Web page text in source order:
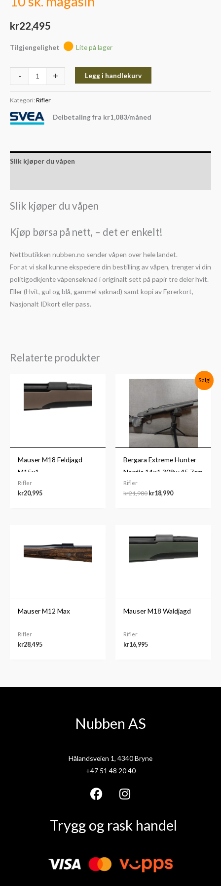
kr22,495
Tilgjengelighet Lite på lager
- + Legg i handlekurv
Kategori: Rifler
Delbetaling fra kr1,083/måned
Slik kjøper du våpen
Slik kjøper du våpen
Kjøp børsa på nett, – det er enkelt!
Nettbutikken nubben.no sender våpen over hele landet.
For at vi skal kunne ekspedere din bestilling av våpen, trenger vi din
politigodkjente våpensøknad i originalt sett på papir tre deler hvit.
Eller (Hvit, gul og blå, gammel søknad) samt kopi av Førerkort,
Nasjonalt IDkort eller pass.
Relaterte produkter
Mauser M18 Feldjagd
M15x1
Rifler
kr20,995
Salg!
Bergara Extreme Hunter
Nordic 14×1 308w 45,7cm
m.GRS Berserk
Rifler
kr21,980kr18,990
Nåværende
kr18,990.
Mauser M12 Max
Rifler
kr28,495
Mauser M18 Waldjagd
Rifler
kr16,995
Nubben AS
Hålandsveien 1, 4340 Bryne
+47 51 48 20 40
F
c
b
o
I
n
s
g
Trygg og rask handel